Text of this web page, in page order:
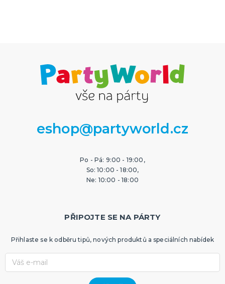
eshop@partyworld.cz
Po - Pá: 9:00 - 19:00,
So: 10:00 - 18:00,
Ne: 10:00 - 18:00
PŘIPOJTE SE NA PÁRTY
Přihlaste se k odběru tipů, nových produktů a speciálních nabídek